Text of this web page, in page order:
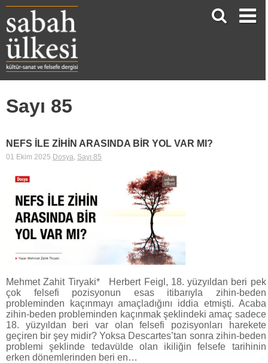
Sayı 85
NEFS İLE ZİHİN ARASINDA BİR YOL VAR MI?
01 Ekim 2025 Dosya, Sayı 85
Mehmet Zahit Tiryaki* Herbert Feigl, 18. yüzyıldan beri pek
çok felsefi pozisyonun esas itibarıyla zihin-beden
probleminden kaçınmayı amaçladığını iddia etmişti. Acaba
zihin-beden probleminden kaçınmak şeklindeki amaç sadece
18. yüzyıldan beri var olan felsefi pozisyonları harekete
geçiren bir şey midir? Yoksa Descartes’tan sonra zihin-beden
problemi şeklinde tedavülde olan ikiliğin felsefe tarihinin
erken dönemlerinden beri en…